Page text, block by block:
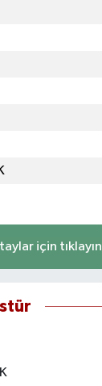
için tıklayın